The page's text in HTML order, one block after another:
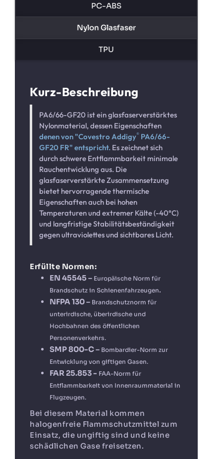
PC-ABS
Nylon Glasfaser
TPU
Kurz-Beschreibung
PA6/66-GF20 ist ein glasfaserverstärktes
Nylonmaterial, dessen Eigenschaften
denen von "Covestro Addigy® PA6/66-
GF20 FR" entspricht. Es zeichnet sich
durch schwere Entflammbarkeit minimale
Rauchentwicklung aus. Die
glasfaserverstärkte Zusammensetzung
bietet hervorragende thermische
Eigenschaften auch bei hohen
Temperaturen und extremer Kälte (-40°C)
und langfristige Stabilitätsbeständigkeit
gegen ultraviolettes und sichtbares Licht.
Erfüllte Normen:
EN 45545 – Europäische Norm für
Brandschutz in Schienenfahrzeugen.
NFPA 130 – Brandschutznorm für
unterirdische, überirdische und
Hochbahnen des öffentlichen
Personenverkehrs.
SMP 800-C – Bombardier-Norm zur
Entwicklung von giftigen Gasen.
FAR 25.853 - FAA-Norm für
Entflammbarkeit von Innenraummaterial in
Flugzeugen.
Bei diesem Material kommen
halogenfreie Flammschutzmittel zum
Einsatz, die ungiftig sind und keine
schädlichen Gase freisetzen.